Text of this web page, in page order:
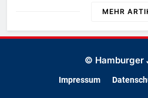
MEHR
© Hamburger
Impressum